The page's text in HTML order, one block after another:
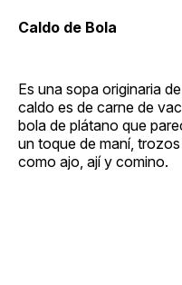
Caldo de Bola
Es una sopa originaria
caldo es de carne de
bola de plátano que
un toque de maní,
como ajo, ají y comino.